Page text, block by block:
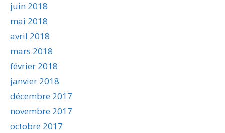
juin 2018
mai 2018
avril 2018
mars 2018
février 2018
janvier 2018
décembre 2017
novembre 2017
octobre 2017